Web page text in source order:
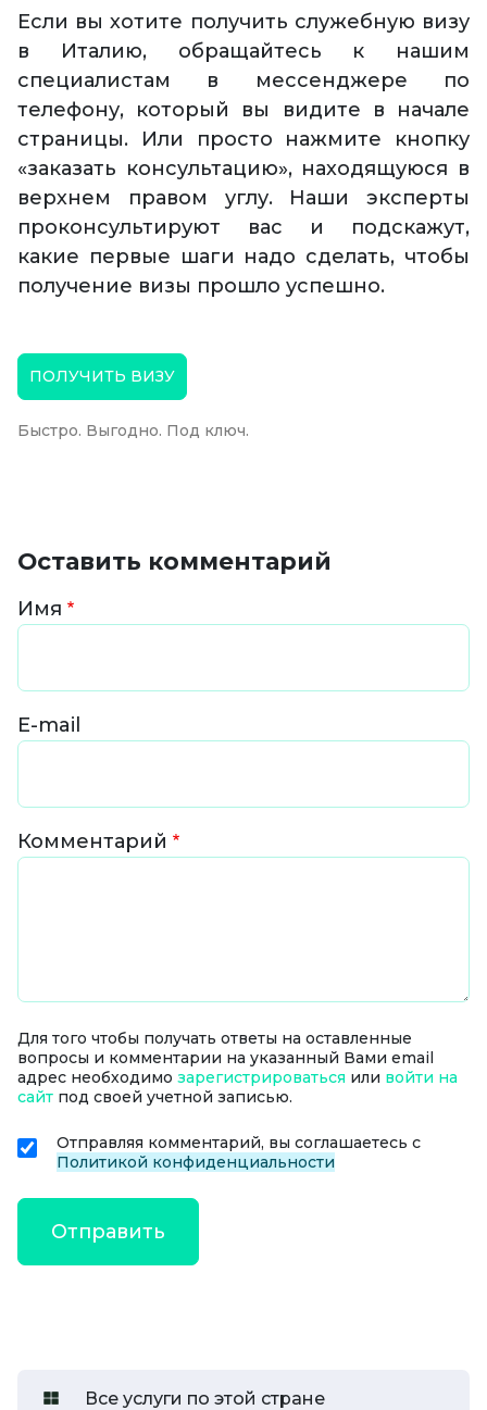
Если вы хотите получить служебную визу
в Италию, обращайтесь к нашим
специалистам в мессенджере по
телефону, который вы видите в начале
страницы. Или просто нажмите кнопку
«заказать консультацию», находящуюся в
верхнем правом углу. Наши эксперты
проконсультируют вас и подскажут,
какие первые шаги надо сделать, чтобы
получение визы прошло успешно.
ПОЛУЧИТЬ ВИЗУ
Быстро. Выгодно. Под ключ.
Оставить комментарий
Имя
E-mail
Комментарий
Для того чтобы получать ответы на оставленные
вопросы и комментарии на указанный Вами email
адрес необходимо зарегистрироваться или войти на
сайт под своей учетной записью.
Отправляя комментарий, вы соглашаетесь с
Политикой конфиденциальности
Все услуги по этой стране